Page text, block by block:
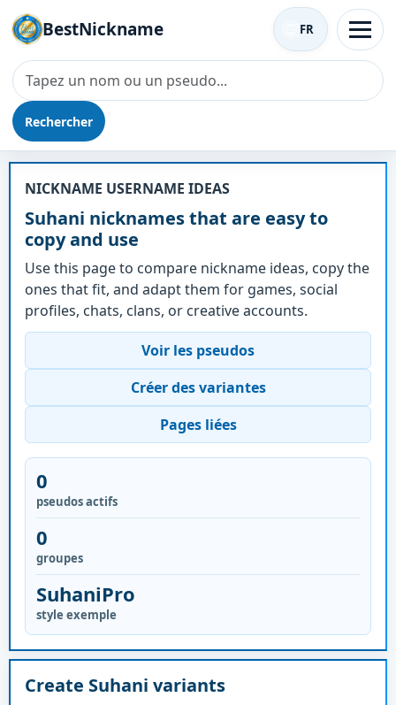
BestNickname
Rechercher
FR
Surnom - Suhani
NICKNAME USERNAME IDEAS
Suhani nicknames that are easy to
copy and use
Use this page to compare nickname ideas, copy the
ones that fit, and adapt them for games, social
profiles, chats, clans, or creative accounts.
Voir les pseudos
Créer des variantes
Pages liées
0
pseudos actifs
0
groupes
SuhaniPro
style exemple
Create Suhani variants